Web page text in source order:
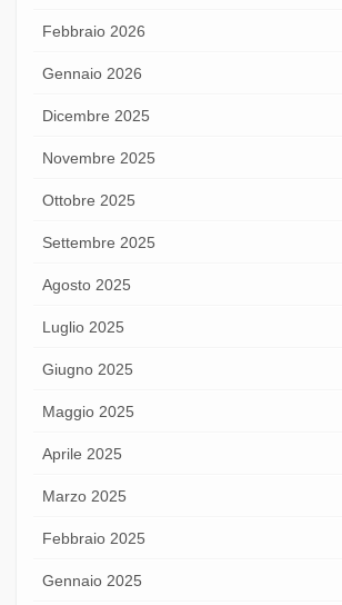
Febbraio 2026
Gennaio 2026
Dicembre 2025
Novembre 2025
Ottobre 2025
Settembre 2025
Agosto 2025
Luglio 2025
Giugno 2025
Maggio 2025
Aprile 2025
Marzo 2025
Febbraio 2025
Gennaio 2025